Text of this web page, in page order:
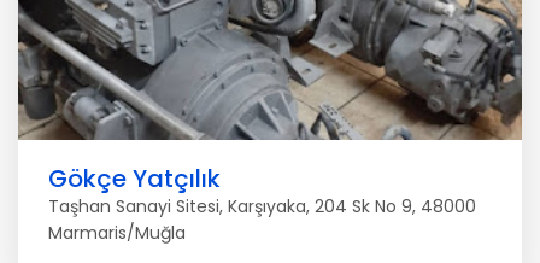
Gökçe Yatçılık
Taşhan Sanayi Sitesi, Karşıyaka, 204 Sk No 9, 48000
Marmaris/Muğla